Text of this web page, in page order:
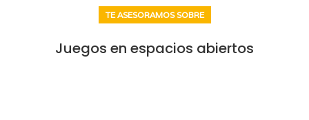
TE ASESORAMOS SOBRE
Juegos en espacios abiertos